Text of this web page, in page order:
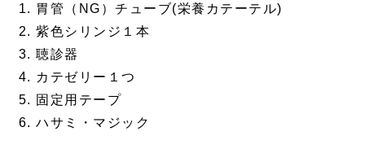
胃管（NG）チューブ(栄養カテーテル)
紫色シリンジ１本
聴診器
カテゼリー１つ
固定用テープ
ハサミ・マジック